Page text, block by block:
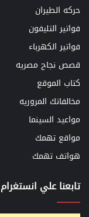
حركه الطيران
فواتير التليفون
فواتير الكهرباء
قصص نجاح مصريه
كتاب الموقع
مخالفاتك المروريه
مواعيد السينما
مواقع تهمك
هواتف تهمك
تابعنا علي انستغرام